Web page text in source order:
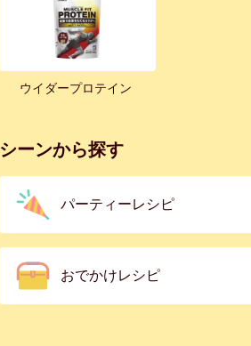
ウイダープロテイン
シーンから探す
パーティーレシピ
おでかけレシピ